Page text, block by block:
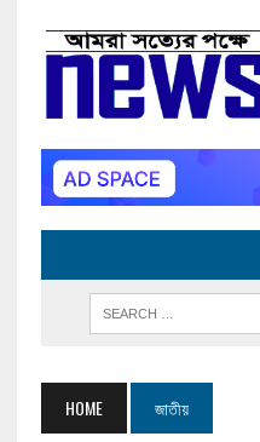
HOME জাতীয়